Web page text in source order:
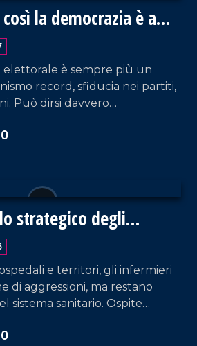
la democrazia è a
elettorale è sempre più un
record, sfiducia nei partiti,
Può dirsi davvero
diserta il voto? Ne
strategico degli
e territori, gli infermieri
di aggressioni, ma restano
sistema sanitario. Ospite
tra denunce e proposte